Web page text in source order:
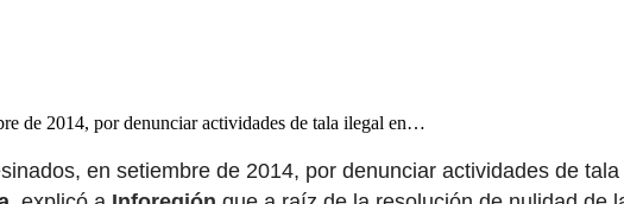
de 2014, por denunciar actividades de tala ilegal en…
en setiembre de 2014, por denunciar actividades de